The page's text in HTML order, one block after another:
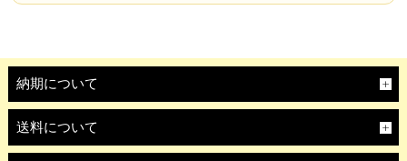
納期について
送料について